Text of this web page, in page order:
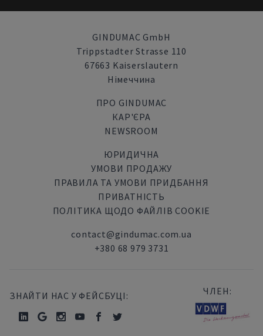
GINDUMAC GmbH
Trippstadter Strasse 110
67663 Kaiserslautern
Німеччина
ПРО GINDUMAC
КАР'ЄРА
NEWSROOM
ЮРИДИЧНА
УМОВИ ПРОДАЖУ
ПРАВИЛА ТА УМОВИ ПРИДБАННЯ
ПРИВАТНІСТЬ
ПОЛІТИКА ЩОДО ФАЙЛІВ COOKIE
contact@gindumac.com.ua
+380 68 979 3731
ЗНАЙТИ НАС У ФЕЙСБУЦІ: ЧЛЕН: